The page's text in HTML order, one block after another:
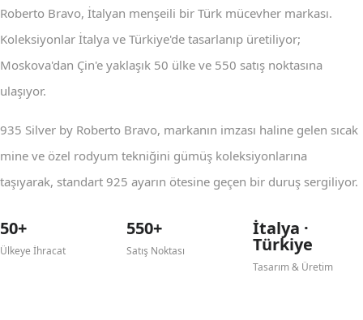
Roberto Bravo, İtalyan menşeili bir Türk mücevher markası.
Koleksiyonlar İtalya ve Türkiye'de tasarlanıp üretiliyor;
Moskova'dan Çin'e yaklaşık 50 ülke ve 550 satış noktasına
ulaşıyor.
935 Silver by Roberto Bravo, markanın imzası haline gelen sıcak
mine ve özel rodyum tekniğini gümüş koleksiyonlarına
taşıyarak, standart 925 ayarın ötesine geçen bir duruş sergiliyor.
50+
Ülkeye İhracat
550+
Satış Noktası
İtalya ·
Türkiye
Tasarım & Üretim